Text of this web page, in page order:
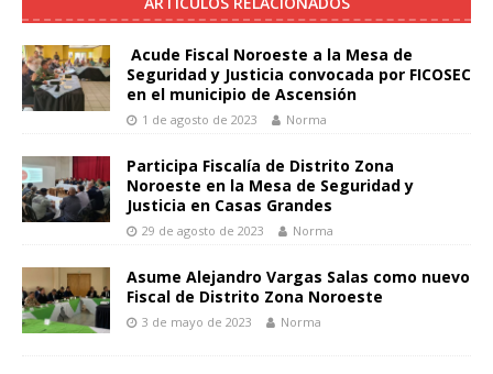
Acude Fiscal Noroeste a la Mesa de
Seguridad y Justicia convocada por FICOSEC
en el municipio de Ascensión
1 de agosto de 2023 Norma
Participa Fiscalía de Distrito Zona
Noroeste en la Mesa de Seguridad y
Justicia en Casas Grandes
29 de agosto de 2023 Norma
Asume Alejandro Vargas Salas como nuevo
Fiscal de Distrito Zona Noroeste
3 de mayo de 2023 Norma